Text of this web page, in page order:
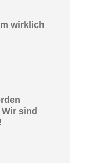
wirklich
sind